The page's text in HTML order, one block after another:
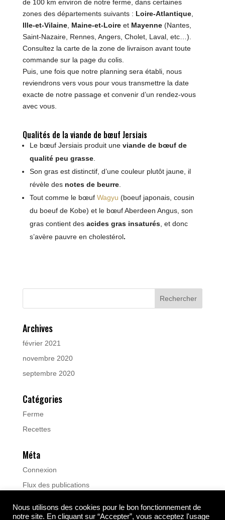
de 100 km environ de notre ferme, dans certaines
zones des départements suivants : Loire-Atlantique,
Ille-et-Vilaine, Maine-et-Loire etMayenne(Nantes,
Saint-Nazaire, Rennes, Angers, Cholet, Laval, etc…).
Consultez la carte de la zone de livraison avant toute
commande sur la page du colis.
Puis, une fois que notre planning sera établi, nous
reviendrons vers vous pour vous transmettre la date
exacte de notre passage et convenir d’un rendez-vous
avec vous.
Qualités de la viande de bœuf Jersiais
Le bœuf Jersiais produit une viande de bœuf de
qualité peu grasse.
Son gras est distinctif, d’une couleur plutôt jaune, il
révèle des notes de beurre.
Tout comme le bœuf Wagyu (boeuf japonais, cousin
du boeuf de Kobe) et le bœuf Aberdeen Angus, son
gras contient des acides gras insaturés, et donc
s’avère pauvre en cholestérol.
Archives
février 2021
novembre 2020
septembre 2020
Catégories
Ferme
Recettes
Méta
Connexion
Flux des publications
Site de WordPress-FR
Nous utilisons des cookies pour le bon fonctionnement de
notre site. En cliquant sur “Accepter”, vous acceptez l'usage